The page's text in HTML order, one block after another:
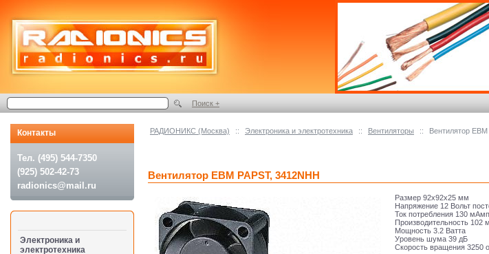
РАДИОНИКС (Москва) :: Электроника и электротехника :: Вентиляторы :: Вентилятор
Вентилятор EBM PAPST, 3412NHH
Размер 92x92x25 мм
Напряжение 12 Вольт
Ток потребления 130
Производительность 102
Мощность 3.2 Ватта
Уровень шума 39 дБ
Скорость вращения 3250
Контакты
Тел. (495) 544-7350
(925) 502-42-73
radionics@mail.ru
Электроника и
электротехника
Поиск +